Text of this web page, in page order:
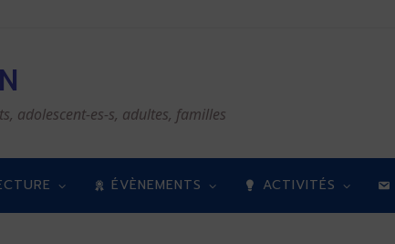
adolescent-es-s, adultes, familles
ÉVÈNEMENTS ACTIVITÉS